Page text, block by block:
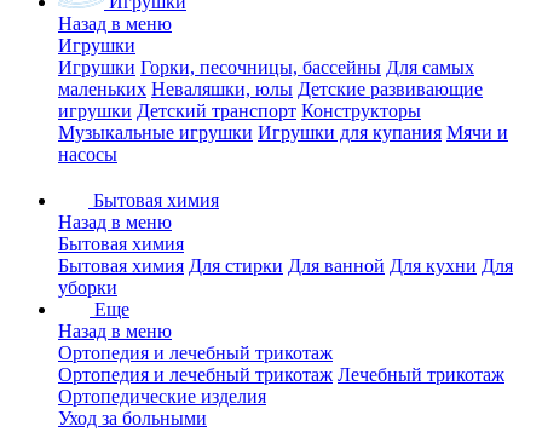
Назад в меню
Игрушки
Игрушки Горки, песочницы, бассейны Для самых
маленьких Неваляшки, юлы Детские развивающие
игрушки Детский транспорт Конструкторы
Музыкальные игрушки Игрушки для купания Мячи и
насосы
Бытовая химия
Назад в меню
Бытовая химия
Бытовая химия Для стирки Для ванной Для кухни Для
уборки
Еще
Назад в меню
Ортопедия и лечебный трикотаж
Ортопедия и лечебный трикотаж Лечебный трикотаж
Ортопедические изделия
Уход за больными